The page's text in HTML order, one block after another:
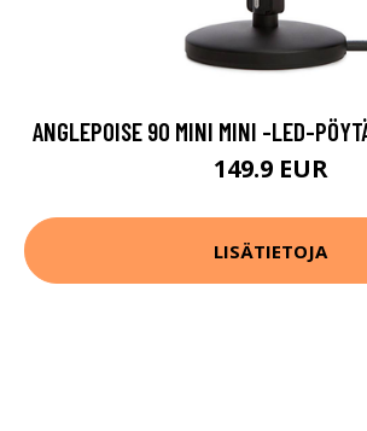
ANGLEPOISE 90 MINI MINI -LED-
149.9 EUR
LISÄTIETOJA